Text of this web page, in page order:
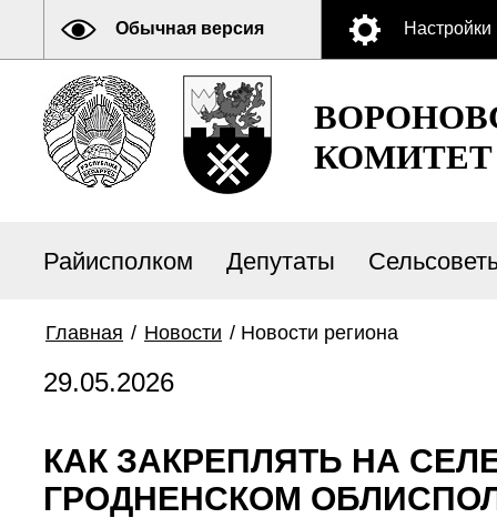
Обычная версия Настройки
КОМИТЕТ
Райисполком Депутаты
Главная / Новости / Новости региона
29.05.2026
КАК ЗАКРЕПЛЯТЬ НА
ГРОДНЕНСКОМ